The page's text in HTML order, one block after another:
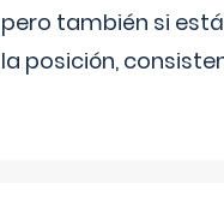
pero también si
la posición,